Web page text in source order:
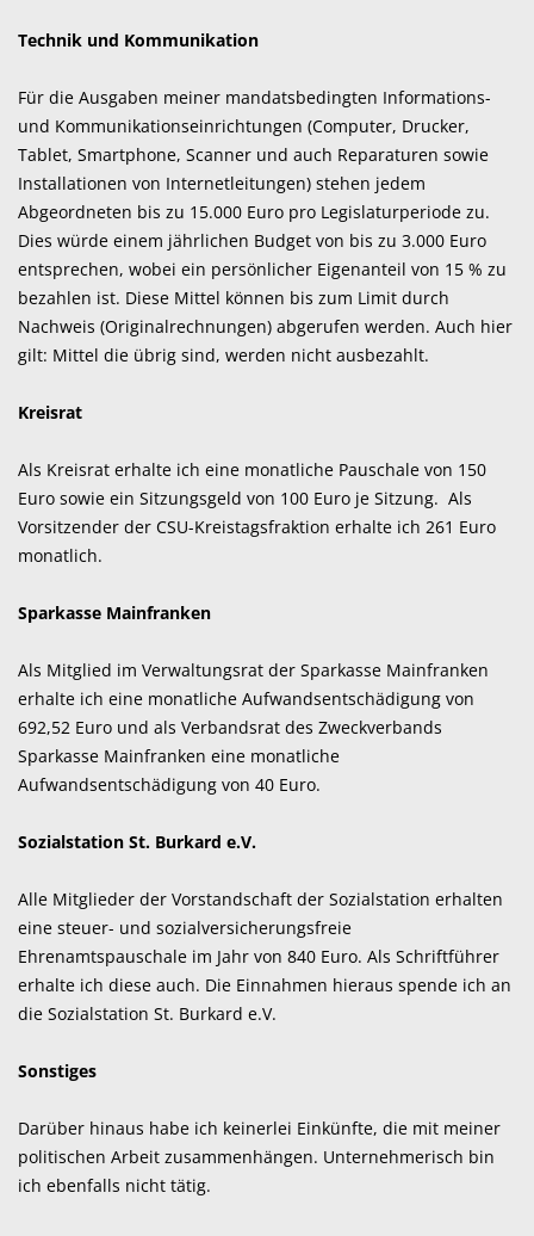
Technik und Kommunikation
Für die Ausgaben meiner mandatsbedingten Informations-
und Kommunikationseinrichtungen (Computer, Drucker,
Tablet, Smartphone, Scanner und auch Reparaturen sowie
Installationen von Internetleitungen) stehen jedem
Abgeordneten bis zu 15.000 Euro pro Legislaturperiode zu.
Dies würde einem jährlichen Budget von bis zu 3.000 Euro
entsprechen, wobei ein persönlicher Eigenanteil von 15 % zu
bezahlen ist. Diese Mittel können bis zum Limit durch
Nachweis (Originalrechnungen) abgerufen werden. Auch hier
gilt: Mittel die übrig sind, werden nicht ausbezahlt.
Kreisrat
Als Kreisrat erhalte ich eine monatliche Pauschale von 150
Euro sowie ein Sitzungsgeld von 100 Euro je Sitzung. Als
Vorsitzender der CSU-Kreistagsfraktion erhalte ich 261 Euro
monatlich.
Sparkasse Mainfranken
Als Mitglied im Verwaltungsrat der Sparkasse Mainfranken
erhalte ich eine monatliche Aufwandsentschädigung von
692,52 Euro und als Verbandsrat des Zweckverbands
Sparkasse Mainfranken eine monatliche
Aufwandsentschädigung von 40 Euro.
Sozialstation St. Burkard e.V.
Alle Mitglieder der Vorstandschaft der Sozialstation erhalten
eine steuer- und sozialversicherungsfreie
Ehrenamtspauschale im Jahr von 840 Euro. Als Schriftführer
erhalte ich diese auch. Die Einnahmen hieraus spende ich an
die Sozialstation St. Burkard e.V.
Sonstiges
Darüber hinaus habe ich keinerlei Einkünfte, die mit meiner
politischen Arbeit zusammenhängen. Unternehmerisch bin
ich ebenfalls nicht tätig.